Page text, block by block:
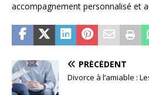
accompagnement personnalisé et
PRÉCÉDENT
Divorce à l’amiable :